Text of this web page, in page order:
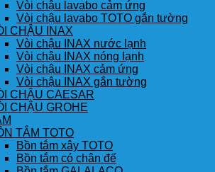
Vòi chậu lavabo cảm ứng
Vòi chậu lavabo TOTO gắn tường
CHẬU INAX
Vòi chậu INAX nước lạnh
Vòi chậu INAX nóng lạnh
Vòi chậu INAX cảm ứng
Vòi chậu INAX gắn tường
CHẬU CAESAR
CHẬU GROHE
TẮM TOTO
Bồn tắm xây TOTO
Bồn tắm có chân đế